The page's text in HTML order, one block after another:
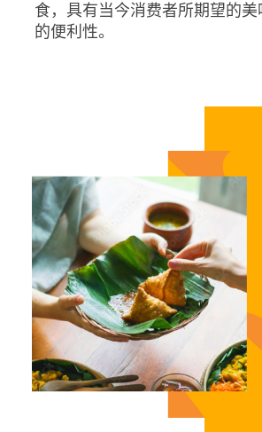
食，具有当今消费者所期望的
的便利性。